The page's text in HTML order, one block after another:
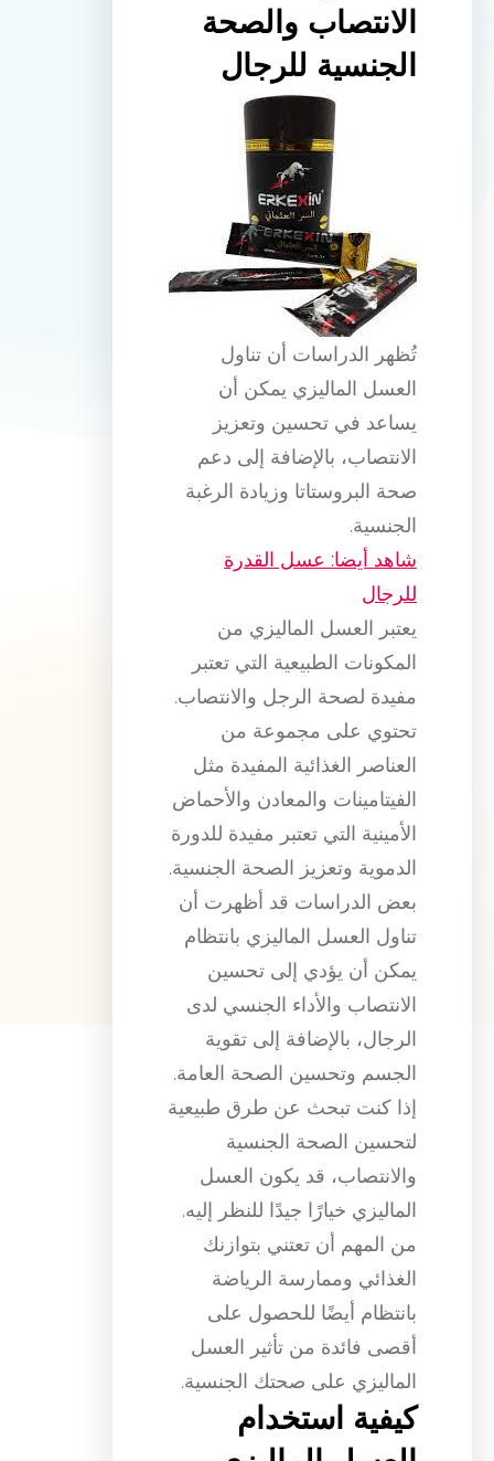
الانتصاب والصحة
الجنسية للرجال
تُظهر الدراسات أن تناول
العسل الماليزي يمكن أن
يساعد في تحسين وتعزيز
الانتصاب، بالإضافة إلى دعم
صحة البروستاتا وزيادة الرغبة
الجنسية.
شاهد أيضا: عسل القدرة
للرجال
يعتبر العسل الماليزي من
المكونات الطبيعية التي تعتبر
مفيدة لصحة الرجل والانتصاب.
تحتوي على مجموعة من
العناصر الغذائية المفيدة مثل
الفيتامينات والمعادن والأحماض
الأمينية التي تعتبر مفيدة للدورة
الدموية وتعزيز الصحة الجنسية.
بعض الدراسات قد أظهرت أن
تناول العسل الماليزي بانتظام
يمكن أن يؤدي إلى تحسين
الانتصاب والأداء الجنسي لدى
الرجال، بالإضافة إلى تقوية
الجسم وتحسين الصحة العامة.
إذا كنت تبحث عن طرق طبيعية
لتحسين الصحة الجنسية
والانتصاب، قد يكون العسل
الماليزي خيارًا جيدًا للنظر إليه.
من المهم أن تعتني بتوازنك
الغذائي وممارسة الرياضة
بانتظام أيضًا للحصول على
أقصى فائدة من تأثير العسل
الماليزي على صحتك الجنسية.
كيفية استخدام